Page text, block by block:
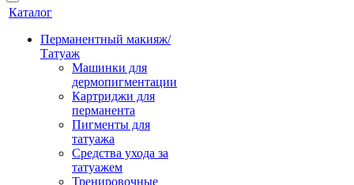
Каталог
Перманентный макияж/
Татуаж
Машинки для
дермопигментации
Картриджи для
перманента
Пигменты для
татуажа
Средства ухода за
татуажем
Тренировочные